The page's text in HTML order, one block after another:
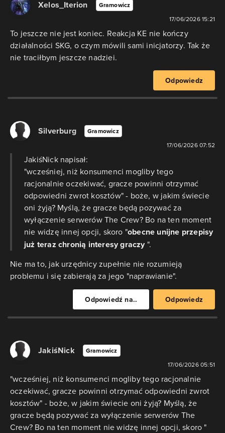
Xelos_Iterion
Gramowicz
17/06/2026 15:21
To jeszcze nie jest koniec. Reakcja KE nie kończy
działalności SKG, o czym mówili sami inicjatorzy. Tak że
nie traciłbym jeszcze nadziei.
Odpowiedz
Silverburg
Gramowicz
17/06/2026 07:52
JakiśNick napisał:
"wcześniej, niż konsumenci mogliby tego
racjonalnie oczekiwać, gracze powinni otrzymać
odpowiedni zwrot kosztów" - boże, w jakim świecie
oni żyją? Myślą, że gracze będą pozywać za
wyłączenie serwerów The Crew? Bo na ten moment
nie widzę innej opcji, skoro "​obecne unijne przepisy
już teraz chronią interesy graczy ".
Nie ma to, jak urzędnicy zupełnie nie rozumieją
problemu i się zabierają za jego "naprawianie".
Odpowiedź na.. Odpowiedz
JakiśNick
Gramowicz
17/06/2026 05:51
"wcześniej, niż konsumenci mogliby tego racjonalnie
oczekiwać, gracze powinni otrzymać odpowiedni zwrot
kosztów" - boże, w jakim świecie oni żyją? Myślą, że
gracze będą pozywać za wyłączenie serwerów The
Crew? Bo na ten moment nie widzę innej opcji, skoro "​